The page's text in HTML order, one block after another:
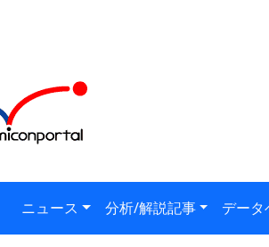
ニュース 分析/解説記事 データ